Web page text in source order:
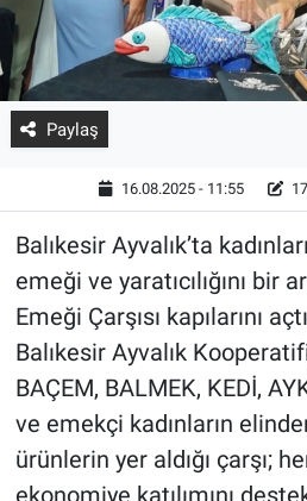
Paylaş
16.08.2025 - 11:55
Balıkesir Ayvalık’ta
emeği ve yaratıcılığını bir
Emeği Çarşısı kapılarını
Balıkesir Ayvalık
BAÇEM, BALMEK, KEDİ,
ve emekçi kadınların
ürünlerin yer aldığı çarşı;
ekonomiye katılımını